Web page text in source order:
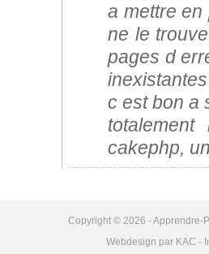
a mettre
ne le
pages d
c est bon a
cakephp,
Copyright © 2026 - Apprendre-
Webdesign par KAC -